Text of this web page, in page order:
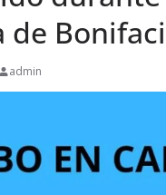
de
admin